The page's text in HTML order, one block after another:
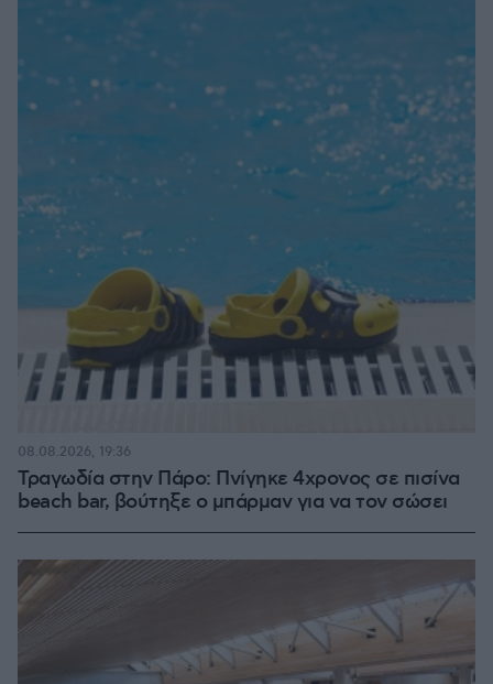
Τραγωδία στην Πάρο: Πνίγηκε 4χρονος σε πισίνα
beach bar, βούτηξε ο μπάρμαν για να τον σώσει
08.08.2026, 19:36